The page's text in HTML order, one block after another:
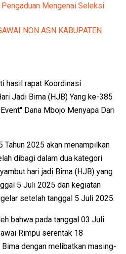
Mengenai Seleksi
NON ASN KABUPATEN
hasil rapat Koordinasi
Jadi Bima (HJB) Yang ke-385
Dana Mbojo Menyapa Dari
Tahun 2025 akan menampilkan
dibagi dalam dua kategori
hari jadi Bima (HJB) yang
5 Juli 2025 dan kegiatan
setelah tanggal 5 Juli 2025.
bahwa pada tanggal 03 Juli
Rimpu serentak 18
dengan melibatkan masing-